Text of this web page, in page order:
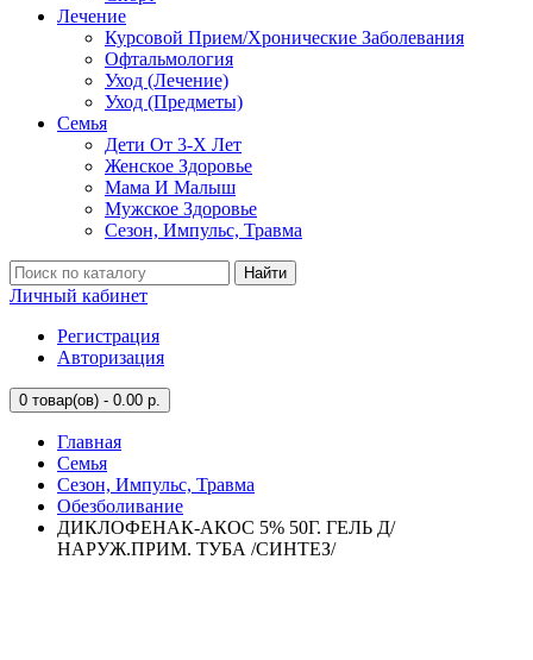
Лечение
Курсовой Прием/Хронические Заболевания
Офтальмология
Уход (Лечение)
Уход (Предметы)
Семья
Дети От 3-Х Лет
Женское Здоровье
Мама И Малыш
Мужское Здоровье
Сезон, Импульс, Травма
Найти
Личный кабинет
Регистрация
Авторизация
0 товар(ов) - 0.00 р.
Главная
Семья
Сезон, Импульс, Травма
Обезболивание
ДИКЛОФЕНАК-АКОС 5% 50Г. ГЕЛЬ Д/
НАРУЖ.ПРИМ. ТУБА /СИНТЕЗ/